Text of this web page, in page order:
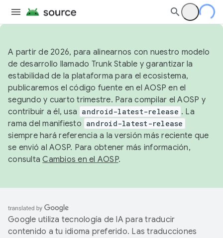
A partir de 2026, para alinearnos con nuestro modelo
de desarrollo llamado Trunk Stable y garantizar la
estabilidad de la plataforma para el ecosistema,
publicaremos el código fuente en el AOSP en el
segundo y cuarto trimestre. Para compilar el AOSP y
contribuir a él, usa android-latest-release . La
rama del manifiesto android-latest-release
siempre hará referencia a la versión más reciente que
se envió al AOSP. Para obtener más información,
consultaCambios en el AOSP.
Google utiliza tecnología de IA para traducir
contenido a tu idioma preferido. Las traducciones